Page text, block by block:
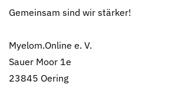
Gemeinsam sind wir stärker!
Myelom.Online e. V.
Sauer Moor 1e
23845 Oering